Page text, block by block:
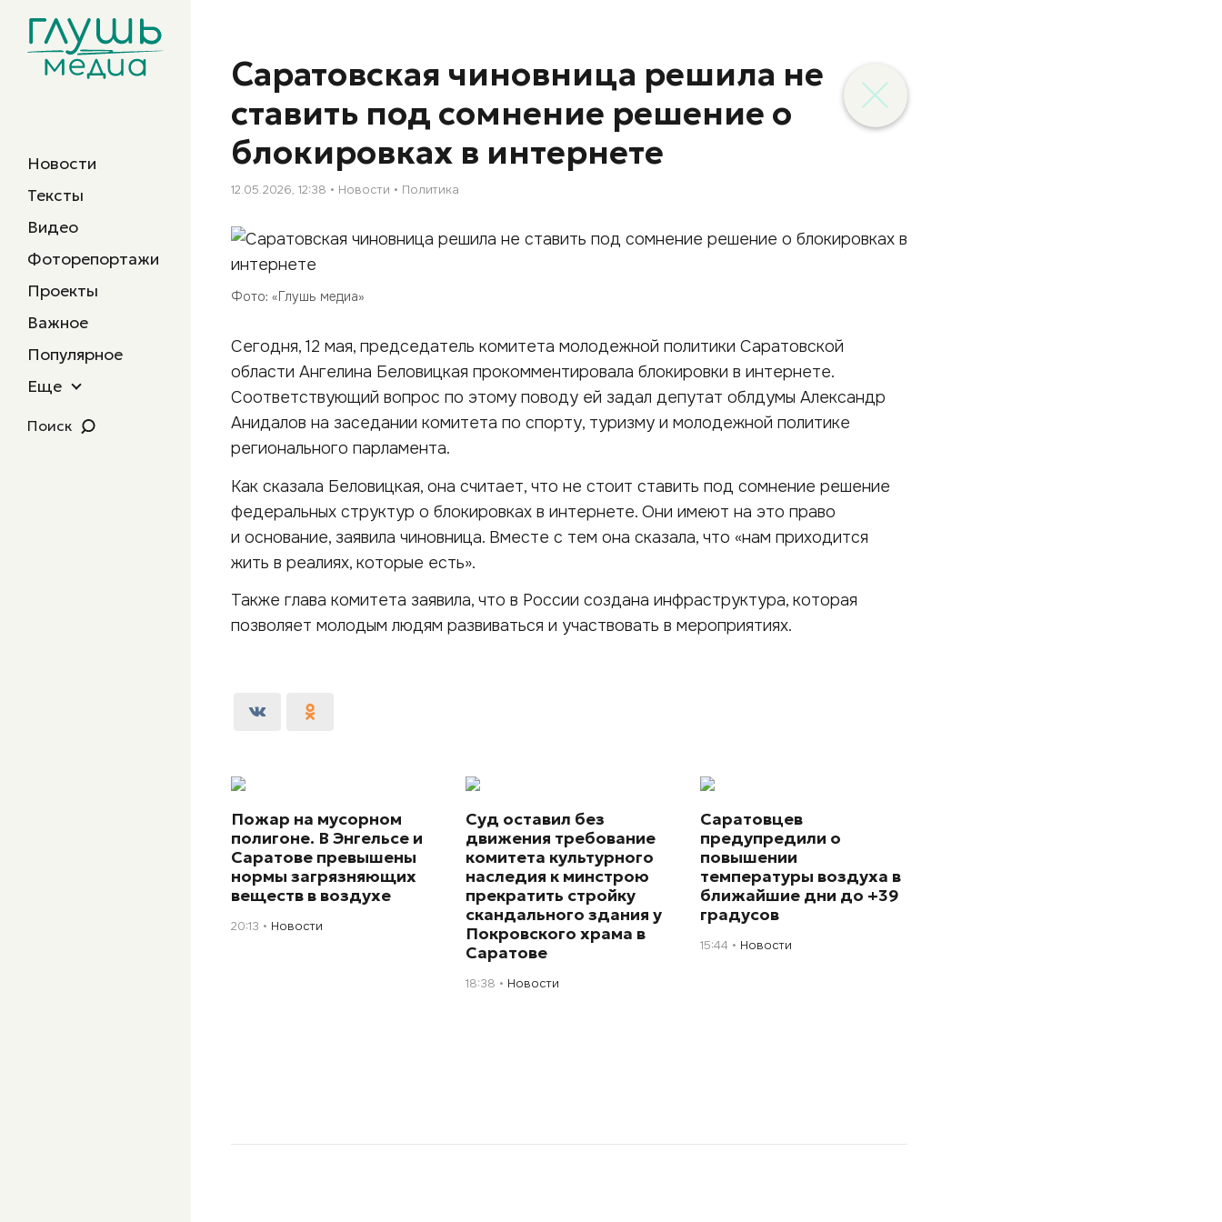
Новости
Тексты
Видео
Фоторепортажи
Проекты
Важное
Популярное
Еще
Поиск
Саратовская чиновница решила не
ставить под сомнение решение о
блокировках в интернете
12.05.2026, 12:38 Новости Политика
Фото: «Глушь медиа»
Сегодня, 12 мая, председатель комитета молодежной политики Саратовской
области Ангелина Беловицкая прокомментировала блокировки в интернете.
Соответствующий вопрос по этому поводу ей задал депутат облдумы Александр
Анидалов на заседании комитета по спорту, туризму и молодежной политике
регионального парламента.
Как сказала Беловицкая, она считает, что не стоит ставить под сомнение решение
федеральных структур о блокировках в интернете. Они имеют на это право
и основание, заявила чиновница. Вместе с тем она сказала, что «нам приходится
жить в реалиях, которые есть».
Также глава комитета заявила, что в России создана инфраструктура, которая
позволяет молодым людям развиваться и участвовать в мероприятиях.
Пожар на мусорном
полигоне. В Энгельсе и
Саратове превышены
нормы загрязняющих
веществ в воздухе
20:13 Новости
Суд оставил без
движения требование
комитета культурного
наследия к минстрою
прекратить стройку
скандального здания у
Покровского храма в
Саратове
18:38 Новости
Саратовцев
предупредили о
повышении
температуры воздуха в
ближайшие дни до +39
градусов
15:44 Новости